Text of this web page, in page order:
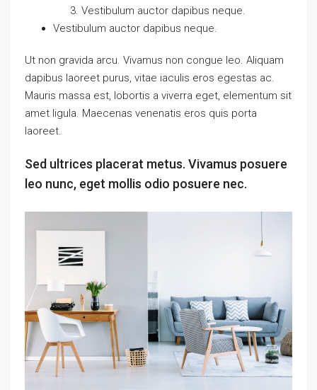
Vestibulum auctor dapibus neque.
Vestibulum auctor dapibus neque.
Ut non gravida arcu. Vivamus non congue leo. Aliquam
dapibus laoreet purus, vitae iaculis eros egestas ac.
Mauris massa est, lobortis a viverra eget, elementum sit
amet ligula. Maecenas venenatis eros quis porta
laoreet.
Sed ultrices placerat metus. Vivamus posuere
leo nunc, eget mollis odio posuere nec.